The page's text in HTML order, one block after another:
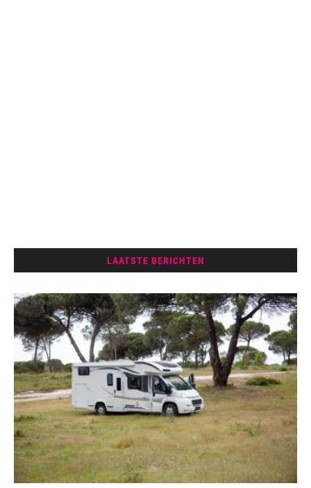
LAATSTE BERICHTEN